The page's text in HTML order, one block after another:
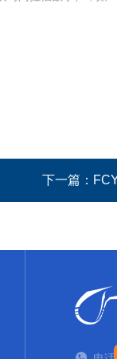
下一篇：